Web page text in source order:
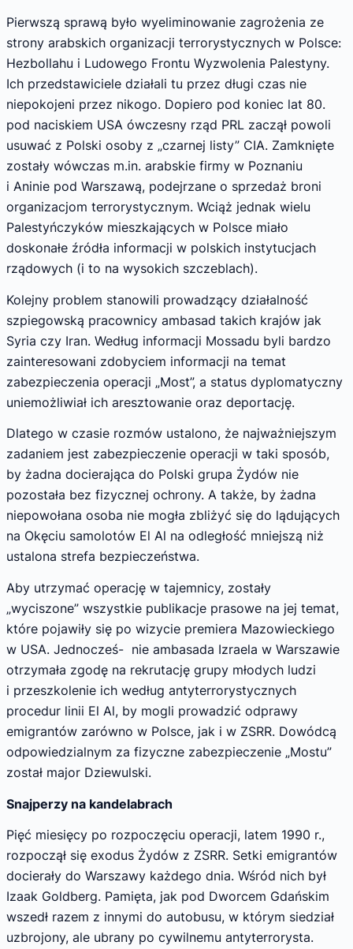
Pierwszą sprawą było wyeliminowanie zagrożenia ze
strony arabskich organizacji terrorystycznych w Polsce:
Hezbollahu i Ludowego Frontu Wyzwolenia Palestyny.
Ich przedstawiciele działali tu przez długi czas nie
niepokojeni przez nikogo. Dopiero pod koniec lat 80.
pod naciskiem USA ówczesny rząd PRL zaczął powoli
usuwać z Polski osoby z „czarnej listy” CIA. Zamknięte
zostały wówczas m.in. arabskie firmy w Poznaniu
i Aninie pod Warszawą, podejrzane o sprzedaż broni
organizacjom terrorystycznym. Wciąż jednak wielu
Palestyńczyków mieszkających w Polsce miało
doskonałe źródła informacji w polskich instytucjach
rządowych (i to na wysokich szczeblach).
Kolejny problem stanowili prowadzący działalność
szpiegowską pracownicy ambasad takich krajów jak
Syria czy Iran. Według informacji Mossadu byli bardzo
zainteresowani zdobyciem informacji na temat
zabezpieczenia operacji „Most”, a status dyplomatyczny
uniemożliwiał ich aresztowanie oraz deportację.
Dlatego w czasie rozmów ustalono, że najważniejszym
zadaniem jest zabezpieczenie operacji w taki sposób,
by żadna docierająca do Polski grupa Żydów nie
pozostała bez fizycznej ochrony. A także, by żadna
niepowołana osoba nie mogła zbliżyć się do lądujących
na Okęciu samolotów El Al na odległość mniejszą niż
ustalona strefa bezpieczeństwa.
Aby utrzymać operację w tajemnicy, zostały
„wyciszone” wszystkie publikacje prasowe na jej temat,
które pojawiły się po wizycie premiera Mazowieckiego
w USA. Jednocześ- nie ambasada Izraela w Warszawie
otrzymała zgodę na rekrutację grupy młodych ludzi
i przeszkolenie ich według antyterrorystycznych
procedur linii El Al, by mogli prowadzić odprawy
emigrantów zarówno w Polsce, jak i w ZSRR. Dowódcą
odpowiedzialnym za fizyczne zabezpieczenie „Mostu”
został major Dziewulski.
Snajperzy na kandelabrach
Pięć miesięcy po rozpoczęciu operacji, latem 1990 r.,
rozpoczął się exodus Żydów z ZSRR. Setki emigrantów
docierały do Warszawy każdego dnia. Wśród nich był
Izaak Goldberg. Pamięta, jak pod Dworcem Gdańskim
wszedł razem z innymi do autobusu, w którym siedział
uzbrojony, ale ubrany po cywilnemu antyterrorysta.